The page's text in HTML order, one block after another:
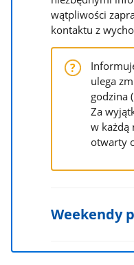
wątpliwości
kontaktu z
ulega
godzina
Za
w każdą
otwarty
Weekendy